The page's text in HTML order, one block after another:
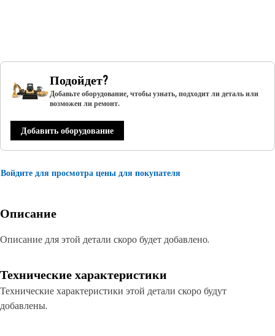
Подойдет?
Добавьте оборудование, чтобы узнать, подходит ли деталь или
возможен ли ремонт.
Добавить оборудование
Войдите для просмотра цены для покупателя
Описание
Описание для этой детали скоро будет добавлено.
Технические характеристики
Технические характеристики этой детали скоро будут
добавлены.